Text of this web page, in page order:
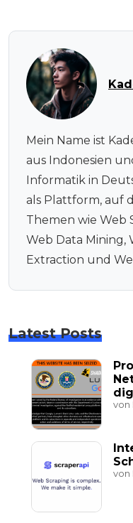
Mein Name ist
aus Indonesien
Informatik in
als Plattform, auf
Themen wie Web
Web Data Mining,
Extraction und
Latest Posts
von
von